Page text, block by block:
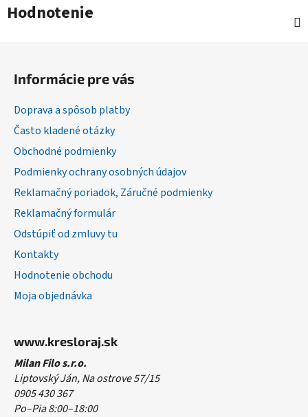
Hodnotenie
Informácie pre vás
Doprava a spôsob platby
Často kladené otázky
Obchodné podmienky
Podmienky ochrany osobných údajov
Reklamačný poriadok, Záručné podmienky
Reklamačný formulár
Odstúpiť od zmluvy tu
Kontakty
Hodnotenie obchodu
Moja objednávka
www.kresloraj.sk
Milan Filo s.r.o.
Liptovský Ján, Na ostrove 57/15
0905 430 367
Po–Pia 8:00–18:00